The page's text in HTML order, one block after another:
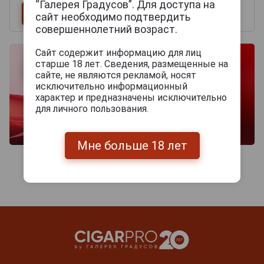
“Галерея Градусов”. Для доступа на
сайт необходимо подтвердить
совершеннолетний возраст.
Сайт содержит информацию для лиц
старше 18 лет. Сведения, размещенные на
сайте, не являются рекламой, носят
исключительно информационный
характер и предназначены исключительно
для личного пользования.
Мне больше 18 лет